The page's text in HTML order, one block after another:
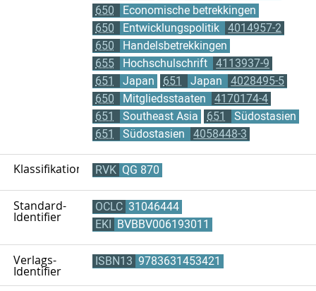
650
Economische betrekkingen
650
Entwicklungspolitik
4014957-2
650
Handelsbetrekkingen
655
Hochschulschrift
4113937-9
651
Japan 651 Japan
4028495-5
650
Mitgliedsstaaten
4170174-4
651
Southeast Asia 651
Südostasien
651
Südostasien 4058448-3
Klassifikation RVK QG 870
Standard-
Identifier
OCLC 31046444
EKI BVBBV006193011
Verlags-
Identifier
ISBN13 9783631453421